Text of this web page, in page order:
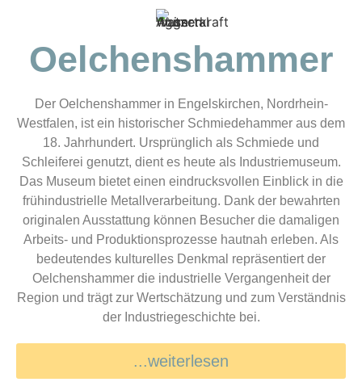
Oelchens­hammer
Der Oelchenshammer in Engelskirchen, Nordrhein-
Westfalen, ist ein historischer Schmiedehammer aus dem
18. Jahrhundert. Ursprünglich als Schmiede und
Schleiferei genutzt, dient es heute als Industriemuseum.
Das Museum bietet einen eindrucksvollen Einblick in die
frühindustrielle Metallverarbeitung. Dank der bewahrten
originalen Ausstattung können Besucher die damaligen
Arbeits- und Produktionsprozesse hautnah erleben. Als
bedeutendes kulturelles Denkmal repräsentiert der
Oelchenshammer die industrielle Vergangenheit der
Region und trägt zur Wertschätzung und zum Verständnis
der Industriegeschichte bei.
...weiterlesen